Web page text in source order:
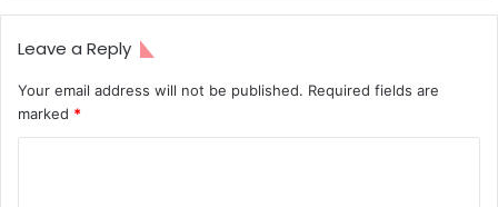
Leave a Reply
Your email address will not be published. Required fields are
marked *